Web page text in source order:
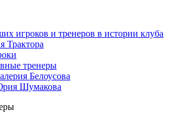
игроков и тренеров в истории клуба
Трактора
тренеры
Белоусова
Шумакова